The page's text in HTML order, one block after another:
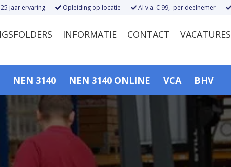
25 jaar ervaring Opleiding op locatie Al v.a. € 99,- per deelnemer
INFORMATIE CONTACT VACATURES
NEN 3140 NEN 3140 ONLINE VCA BHV